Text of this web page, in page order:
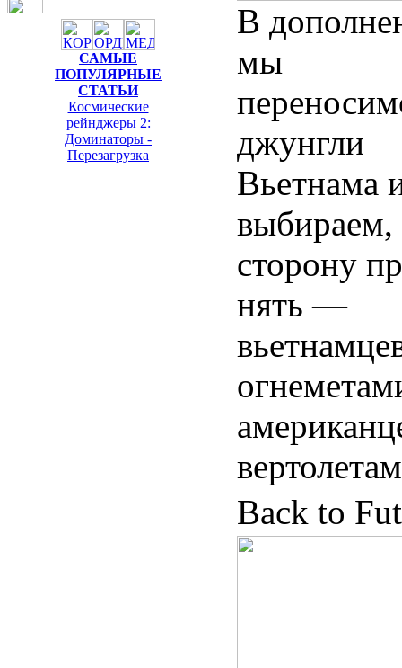
САМЫЕ
ПОПУЛЯРНЫЕ
СТАТЬИ
Космические
рейнджеры 2:
Доминаторы -
Перезагрузка
В
мы
джунгли
Вьетнама
сторону
нять —
Back to